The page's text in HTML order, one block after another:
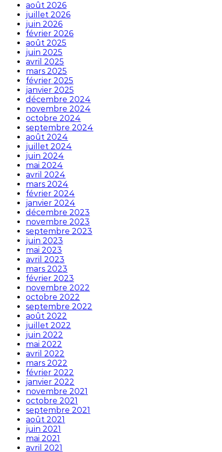
août 2026
juillet 2026
juin 2026
février 2026
août 2025
juin 2025
avril 2025
mars 2025
février 2025
janvier 2025
décembre 2024
novembre 2024
octobre 2024
septembre 2024
août 2024
juillet 2024
juin 2024
mai 2024
avril 2024
mars 2024
février 2024
janvier 2024
décembre 2023
novembre 2023
septembre 2023
juin 2023
mai 2023
avril 2023
mars 2023
février 2023
novembre 2022
octobre 2022
septembre 2022
août 2022
juillet 2022
juin 2022
mai 2022
avril 2022
mars 2022
février 2022
janvier 2022
novembre 2021
octobre 2021
septembre 2021
août 2021
juin 2021
mai 2021
avril 2021